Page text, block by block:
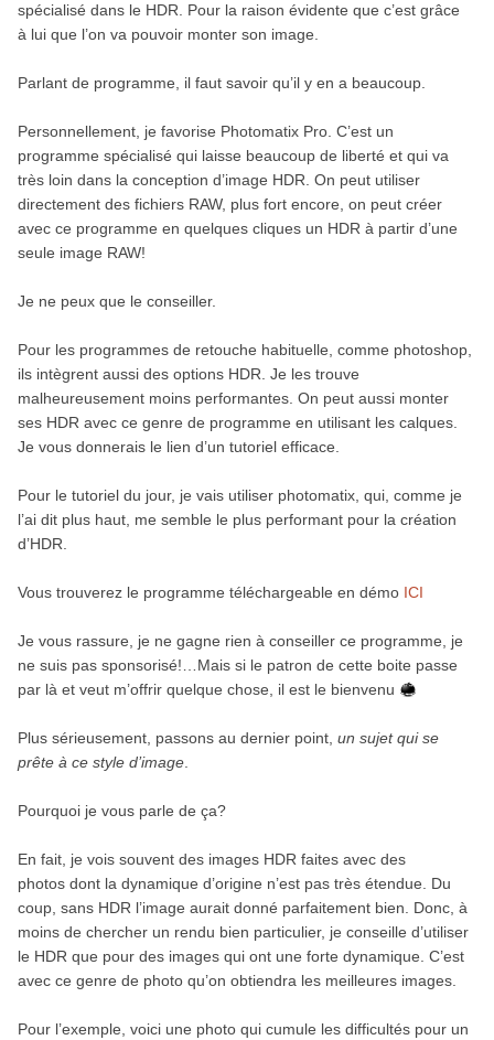
spécialisé dans le HDR. Pour la raison évidente que c’est grâce
à lui que l’on va pouvoir monter son image.
Parlant de programme, il faut savoir qu’il y en a beaucoup.
Personnellement, je favorise Photomatix Pro. C’est un
programme spécialisé qui laisse beaucoup de liberté et qui va
très loin dans la conception d’image HDR. On peut utiliser
directement des fichiers RAW, plus fort encore, on peut créer
avec ce programme en quelques cliques un HDR à partir d’une
seule image RAW!
Je ne peux que le conseiller.
Pour les programmes de retouche habituelle, comme photoshop,
ils intègrent aussi des options HDR. Je les trouve
malheureusement moins performantes. On peut aussi monter
ses HDR avec ce genre de programme en utilisant les calques.
Je vous donnerais le lien d’un tutoriel efficace.
Pour le tutoriel du jour, je vais utiliser photomatix, qui, comme je
l’ai dit plus haut, me semble le plus performant pour la création
d’HDR.
Vous trouverez le programme téléchargeable en démo ICI
Je vous rassure, je ne gagne rien à conseiller ce programme, je
ne suis pas sponsorisé!…Mais si le patron de cette boite passe
par là et veut m’offrir quelque chose, il est le bienvenu
Plus sérieusement, passons au dernier point, un sujet qui se
prête à ce style d’image.
Pourquoi je vous parle de ça?
En fait, je vois souvent des images HDR faites avec des
photos dont la dynamique d’origine n’est pas très étendue. Du
coup, sans HDR l’image aurait donné parfaitement bien. Donc, à
moins de chercher un rendu bien particulier, je conseille d’utiliser
le HDR que pour des images qui ont une forte dynamique. C’est
avec ce genre de photo qu’on obtiendra les meilleures images.
Pour l’exemple, voici une photo qui cumule les difficultés pour un